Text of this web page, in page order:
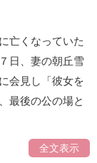
亡くなっていた
日、妻の朝丘雪
会見し「彼女を
最後の公の場と
全文表示